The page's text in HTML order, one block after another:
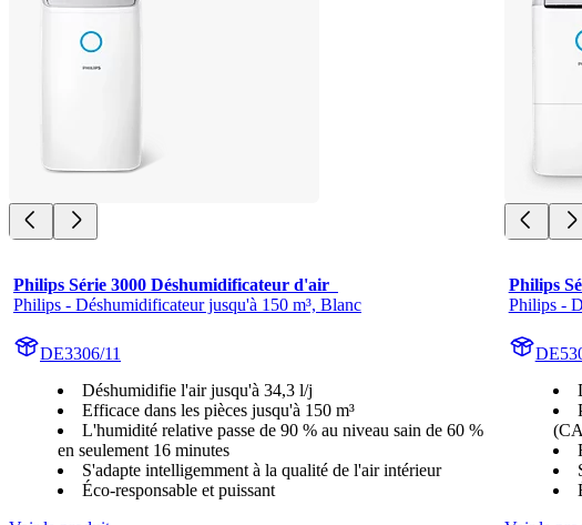
Philips Série 3000 Déshumidificateur d'air
Philips - Déshumidificateur jusqu'à 150 m³, Blanc
DE3306/11
Déshumidifie l'air jusqu'à 34,3 l/j
Efficace dans les pièces jusqu'à 150 m³
L'humidité relative passe de 90 % au niveau sain de 60 %
en seulement 16 minutes
S'adapte intelligemment à la qualité de l'air intérieur
Éco-responsable et puissant
Philips
Philips -